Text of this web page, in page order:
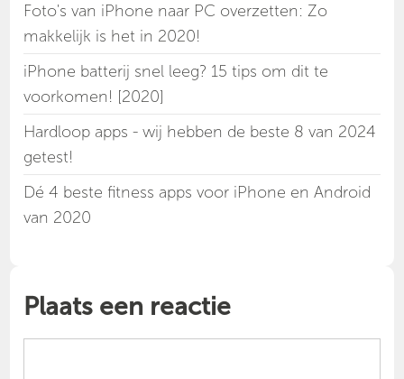
Foto's van iPhone naar PC overzetten: Zo
makkelijk is het in 2020!
iPhone batterij snel leeg? 15 tips om dit te
voorkomen! [2020]
Hardloop apps - wij hebben de beste 8 van 2024
getest!
Dé 4 beste fitness apps voor iPhone en Android
van 2020
Plaats een reactie